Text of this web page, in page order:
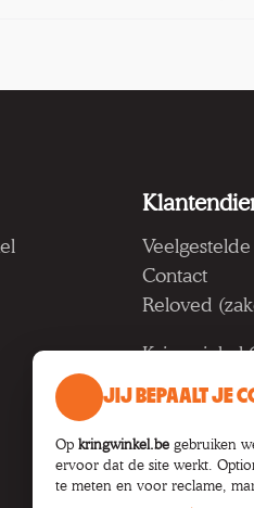
Contact
Reloved
Kringwinkel
Koning
BTW BE
JIJ BEPAALT JE
Op kringwinkel.be gebruiken
ervoor dat de site werkt.
te meten en voor reclame,